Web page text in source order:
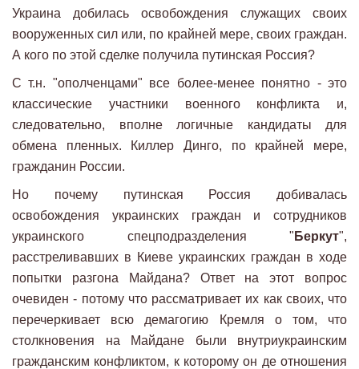
Украина добилась освобождения служащих своих
вооруженных сил или, по крайней мере, своих граждан.
А кого по этой сделке получила путинская Россия?
С т.н. "ополченцами" все более-менее понятно - это
классические участники военного конфликта и,
следовательно, вполне логичные кандидаты для
обмена пленных. Киллер Динго, по крайней мере,
гражданин России.
Но почему путинская Россия добивалась
освобождения украинских граждан и сотрудников
украинского спецподразделения " Беркут",
расстреливавших в Киеве украинских граждан в ходе
попытки разгона Майдана? Ответ на этот вопрос
очевиден - потому что рассматривает их как своих, что
перечеркивает всю демагогию Кремля о том, что
столкновения на Майдане были внутриукраинским
гражданским конфликтом, к которому он де отношения